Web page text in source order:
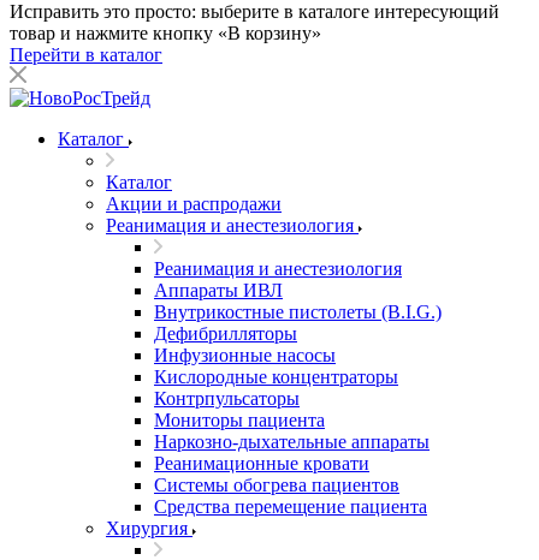
Исправить это просто: выберите в каталоге интересующий
товар и нажмите кнопку «В корзину»
Перейти в каталог
Каталог
Каталог
Акции и распродажи
Реанимация и анестезиология
Реанимация и анестезиология
Аппараты ИВЛ
Внутрикостные пистолеты (B.I.G.)
Дефибрилляторы
Инфузионные насосы
Кислородные концентраторы
Контрпульсаторы
Мониторы пациента
Наркозно-дыхательные аппараты
Реанимационные кровати
Системы обогрева пациентов
Средства перемещение пациента
Хирургия